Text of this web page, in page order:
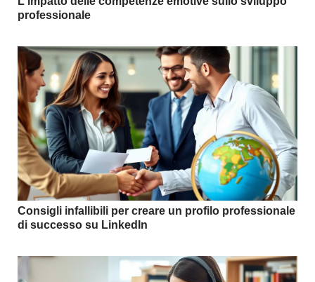
professionale
Consigli infallibili per creare un profilo professionale
di successo su LinkedIn